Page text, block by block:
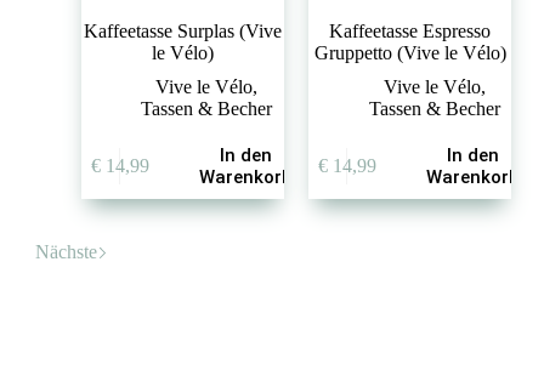
Kaffeetasse Surplas (Vive
le Vélo)
Vive le Vélo,
Tassen & Becher
€14,99
In den
Warenkorb
Kaffeetasse Espresso
Gruppetto (Vive le Vélo)
Vive le Vélo,
Tassen & Becher
€14,99
In den
Warenkorb
Nächste